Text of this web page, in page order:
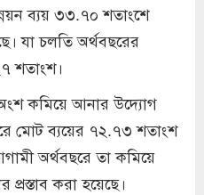
ব্যয় ৩৩.৭০ শতাংশে
যা চলতি অর্থবছরের
শতাংশ।
কমিয়ে আনার উদ্যোগ
মোট ব্যয়ের ৭২.৭৩ শতাংশ
অর্থবছরে তা কমিয়ে
করা হয়েছে।